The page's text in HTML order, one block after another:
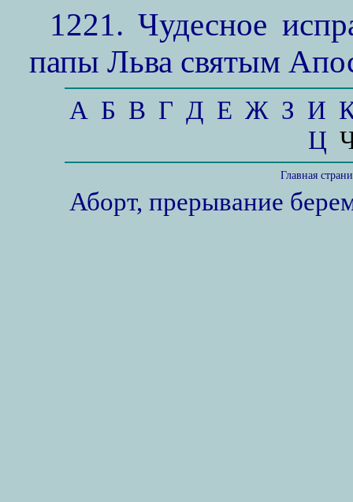
1221. Чудесное
папы Льва святым
А Б В Г Д Е Ж З И
Ц
Главная
Аборт, прерывание